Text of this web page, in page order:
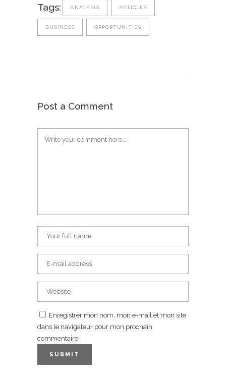
Tags: ANALYSIS ARTICLES
BUSINESS OPPORTUNITIES
Post a Comment
Enregistrer mon nom, mon e-mail et mon site
dans le navigateur pour mon prochain
commentaire.